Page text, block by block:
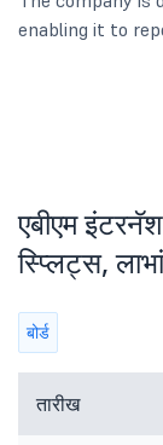
enabling it to
एबीएम
स्प्लिट्स,
बोर्ड
तारीख